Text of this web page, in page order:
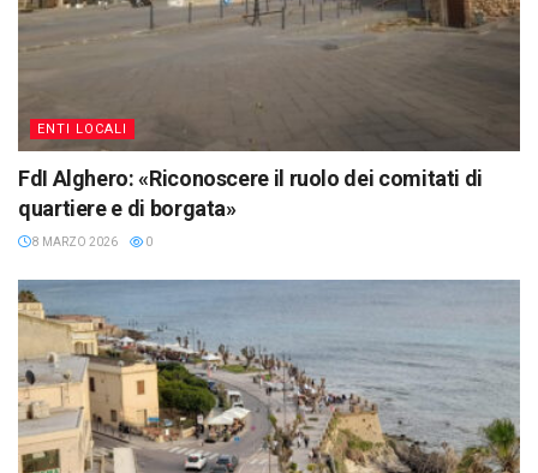
ENTI LOCALI
FdI Alghero: «Riconoscere il ruolo dei comitati di
quartiere e di borgata»
8 MARZO 2026 0